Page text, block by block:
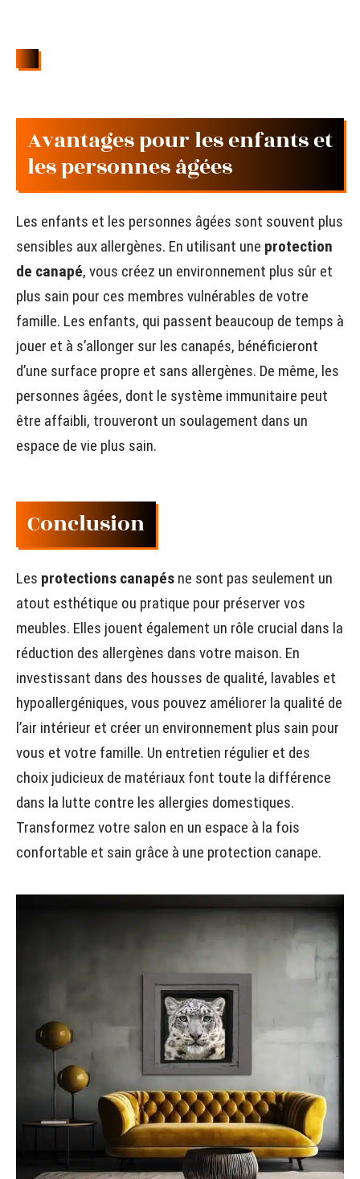
Avantages pour les enfants et
les personnes âgées
Les enfants et les personnes âgées sont souvent plus
sensibles aux allergènes. En utilisant une protection
de canapé, vous créez un environnement plus sûr et
plus sain pour ces membres vulnérables de votre
famille. Les enfants, qui passent beaucoup de temps à
jouer et à s’allonger sur les canapés, bénéficieront
d’une surface propre et sans allergènes. De même, les
personnes âgées, dont le système immunitaire peut
être affaibli, trouveront un soulagement dans un
espace de vie plus sain.
Conclusion
Les protections canapés ne sont pas seulement un
atout esthétique ou pratique pour préserver vos
meubles. Elles jouent également un rôle crucial dans la
réduction des allergènes dans votre maison. En
investissant dans des housses de qualité, lavables et
hypoallergéniques, vous pouvez améliorer la qualité de
l’air intérieur et créer un environnement plus sain pour
vous et votre famille. Un entretien régulier et des
choix judicieux de matériaux font toute la différence
dans la lutte contre les allergies domestiques.
Transformez votre salon en un espace à la fois
confortable et sain grâce à une protection canape.